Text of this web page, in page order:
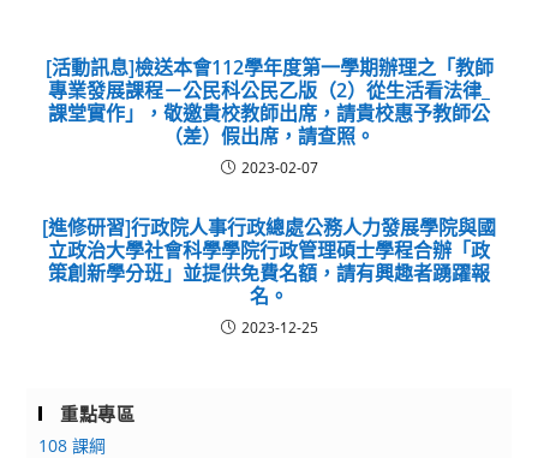
[活動訊息]檢送本會112學年度第一學期辦理之「教師
專業發展課程－公民科公民乙版（2）從生活看法律_
課堂實作」，敬邀貴校教師出席，請貴校惠予教師公
（差）假出席，請查照。
2023-02-07
[進修研習]行政院人事行政總處公務人力發展學院與國
立政治大學社會科學學院行政管理碩士學程合辦「政
策創新學分班」並提供免費名額，請有興趣者踴躍報
名。
2023-12-25
重點專區
108 課綱